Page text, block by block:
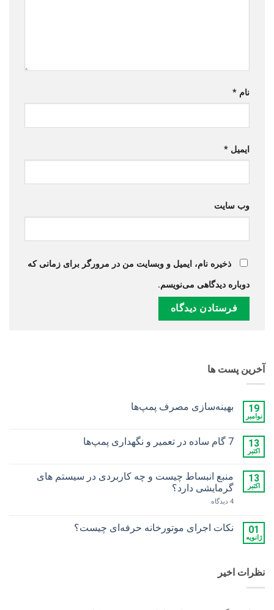
نام *
ایمیل *
وب‌ سایت
ذخیره نام، ایمیل و وبسایت من در مرورگر برای زمانی که
دوباره دیدگاهی می‌نویسم.
آخرین پست ها
19
نوامبر
بهینه‌سازی مصرف پمپ‌ها
برای
بهینه‌سازی
ثبت
نشده
13
اکتبر
7 گام ساده در تعمیر و نگهداری پمپ‌ها
7
گام
ساده
در
نگهداری
پمپ‌ها
نشده
13
اکتبر
منبع انبساط چیست و چه کاربردی در سیستم های
گرمایشی دارد؟
4 دیدگاه
برای
چیست
و
01
ژانویه
نکات اجرای موتورخانه حرفه‌ای چیست؟
اجرای موتورخانه
حرفه‌ای
نظرات اخیر